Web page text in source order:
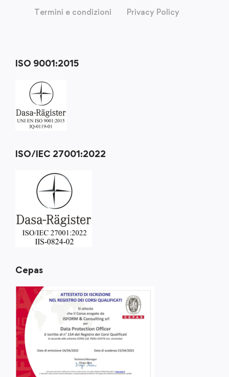
Termini e condizioni
Privacy Policy
ISO 9001:2015
ISO/IEC 27001:2022
Cepas